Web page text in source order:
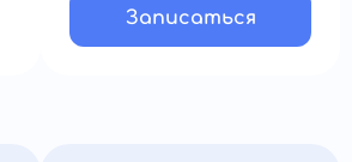
Записатьcя